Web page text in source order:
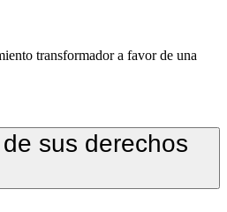
transformador a favor de una
sus derechos